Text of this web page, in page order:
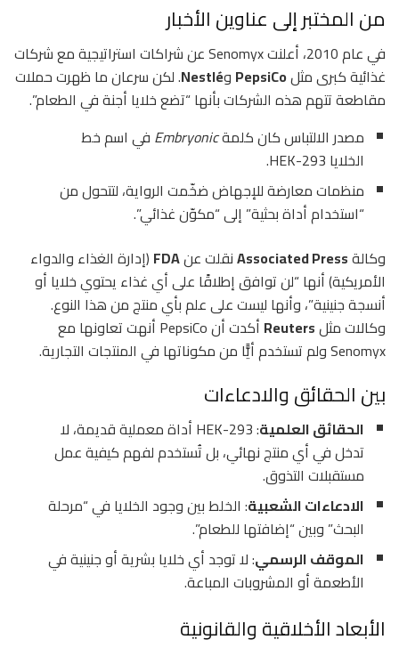
من المختبر إلى عناوين الأخبار
في عام 2010، أعلنت Senomyx عن شراكات استراتيجية مع شركات
غذائية كبرى مثلPepsiCo وNestlé. لكن سرعان ما ظهرت حملات
مقاطعة تتهم هذه الشركات بأنها “تضع خلايا أجنة في الطعام”.
مصدر الالتباس كان كلمةEmbryonic في اسم خط
الخلايا HEK-293.
منظمات معارضة للإجهاض ضخّمت الرواية، لتتحول من
“استخدام أداة بحثية” إلى “مكوّن غذائي”.
وكالةAssociated Pressنقلت عنFDA (إدارة الغذاء والدواء
الأمريكية) أنها “لن توافق إطلاقًا على أي غذاء يحتوي خلايا أو
أنسجة جنينية”، وأنها ليست على علم بأي منتج من هذا النوع.
وكالات مثلReuters
أكدت أن PepsiCo أنهت تعاونها مع
Senomyx ولم تستخدم أيًّا من مكوناتها في المنتجات التجارية.
بين الحقائق والادعاءات
الحقائق العلمية
: HEK-293 أداة معملية قديمة، لا
تدخل في أي منتج نهائي، بل تُستخدم لفهم كيفية عمل
مستقبلات التذوق.
الادعاءات الشعبية: الخلط بين وجود الخلايا في “مرحلة
البحث” وبين “إضافتها للطعام”.
الموقف الرسمي: لا توجد أي خلايا بشرية أو جنينية في
الأطعمة أو المشروبات المباعة.
الأبعاد الأخلاقية والقانونية